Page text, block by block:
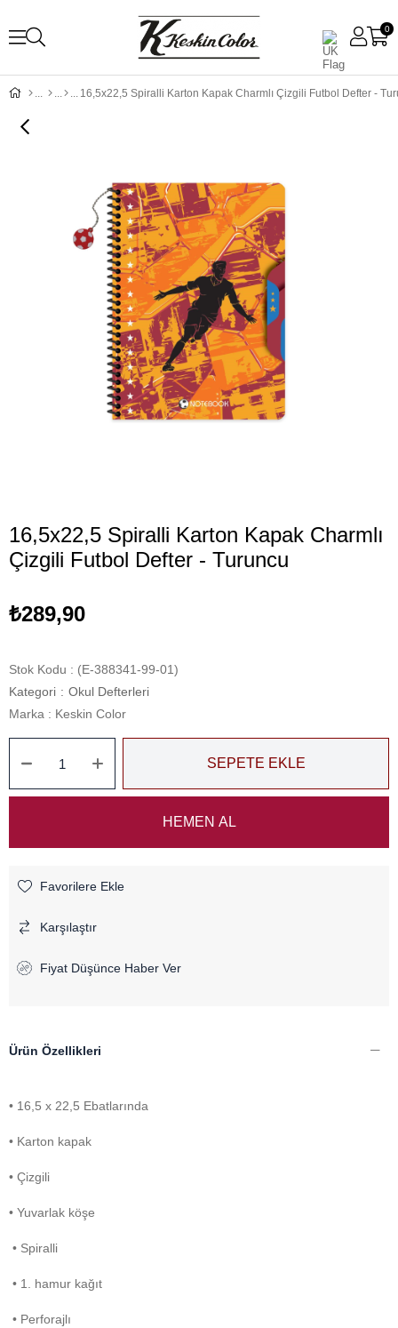
0
16,5x22,5 Spiralli Karton Kapak Charmlı Çizgili Futbol Defter -
16,5x22,5 Spiralli Karton Kapak Charmlı
Çizgili Futbol Defter - Turuncu
₺289,90
Stok Kodu
(E-388341-99-01)
Kategori : Okul Defterleri
Marka : Keskin Color
Favorilere Ekle
Karşılaştır
Fiyat Düşünce Haber Ver
Ürün Özellikleri
• 16,5 x 22,5 Ebatlarında
• Karton kapak
• Çizgili
• Yuvarlak köşe
• Spiralli
• 1. hamur kağıt
• Perforajlı